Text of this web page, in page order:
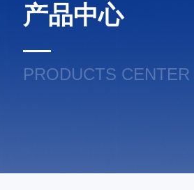
产品中心
PRODUCTS CENTER